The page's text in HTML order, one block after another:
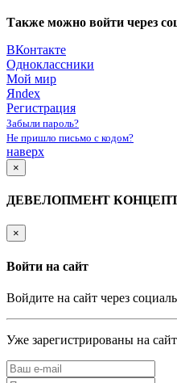
Также можно войти через
ВКонтакте
Одноклассники
Мой мир
Яndex
Регистрация
Забыли пароль?
Не пришло письмо с кодом?
наверх
×
ДЕВЕЛОПМЕНТ
×
Войти на сайт
Войдите на сайт через
Уже зарегистрированы на